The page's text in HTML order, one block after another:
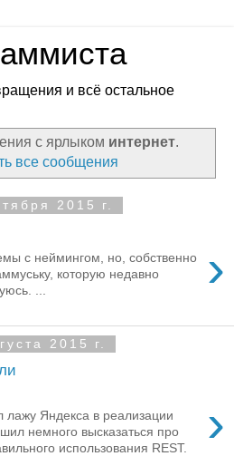
и всё остальное
с ярлыком интернет.
все сообщения
2015 г.
›
с неймингом, но, собственно
которую недавно
...
2015 г.
›
лажу Яндекса в реализации
немного высказаться про
использования REST.